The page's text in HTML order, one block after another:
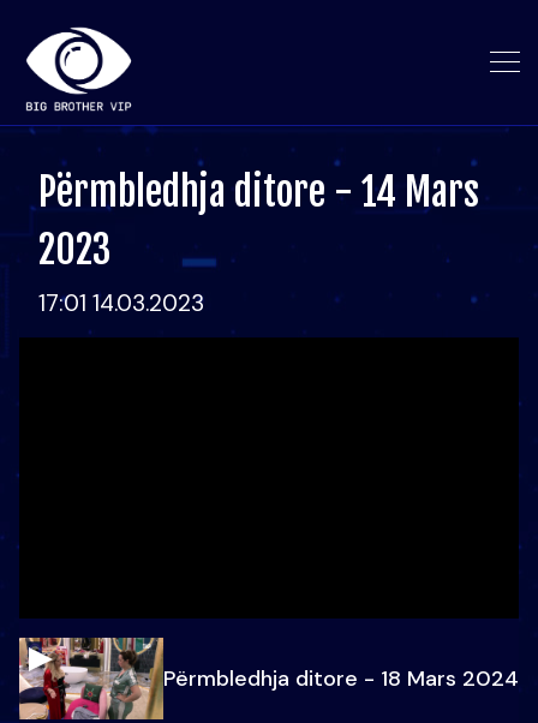
Përmbledhja ditore - 14 Mars
2023
17:01 14.03.2023
Përmbledhja ditore - 18 Mars 2024